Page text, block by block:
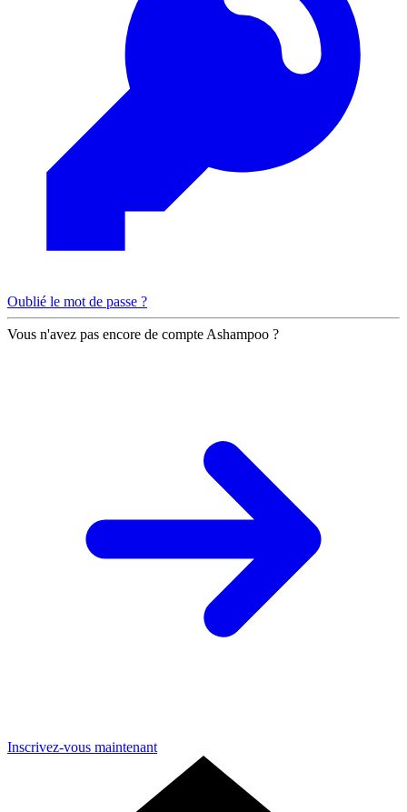
Oublié le mot de passe ?
Vous n'avez pas encore de compte Ashampoo ?
Inscrivez-vous maintenant